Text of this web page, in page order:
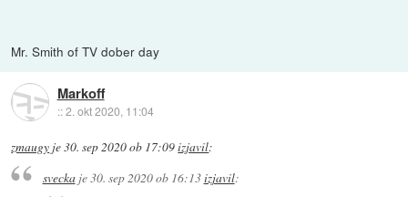
Mr. Smith of TV dober day
Markoff
::2. okt 2020, 11:04
zmaugy je30. sep 2020 ob 17:09izjavil:
sveckaje30. sep 2020 ob 16:13izjavil: